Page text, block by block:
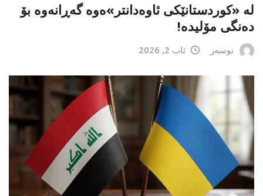
لە «کوردستانێکی ئاوەدانتر»ەوە گەڕانەوە بۆ
دەنگی مۆلیدە!
نوسەر ئاب 2, 2026